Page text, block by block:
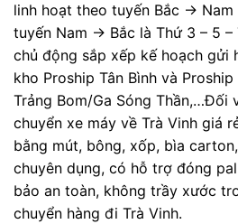
linh hoạt theo tuyến Bắc ->
tuyến Nam -> Bắc là Thứ 3 – 5
chủ động sắp xếp kế hoạch gửi
kho Proship Tân Bình và Proship
Trảng Bom/Ga Sóng Thần,…Đối
chuyển xe máy về Trà Vinh giá
bằng mút, bông, xốp, bìa
chuyên dụng, có hỗ trợ đóng
bảo an toàn, không trầy xước
chuyển hàng đi Trà Vinh.